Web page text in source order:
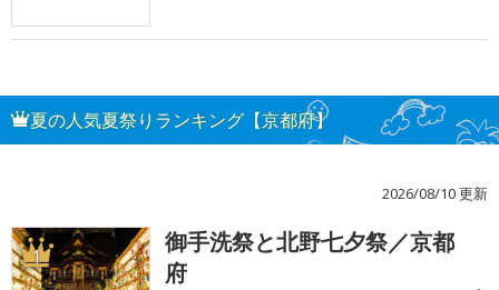
夏の人気夏祭りランキング【京都府】
2026/08/10 更新
1
御手洗祭と北野七夕祭／京都
府